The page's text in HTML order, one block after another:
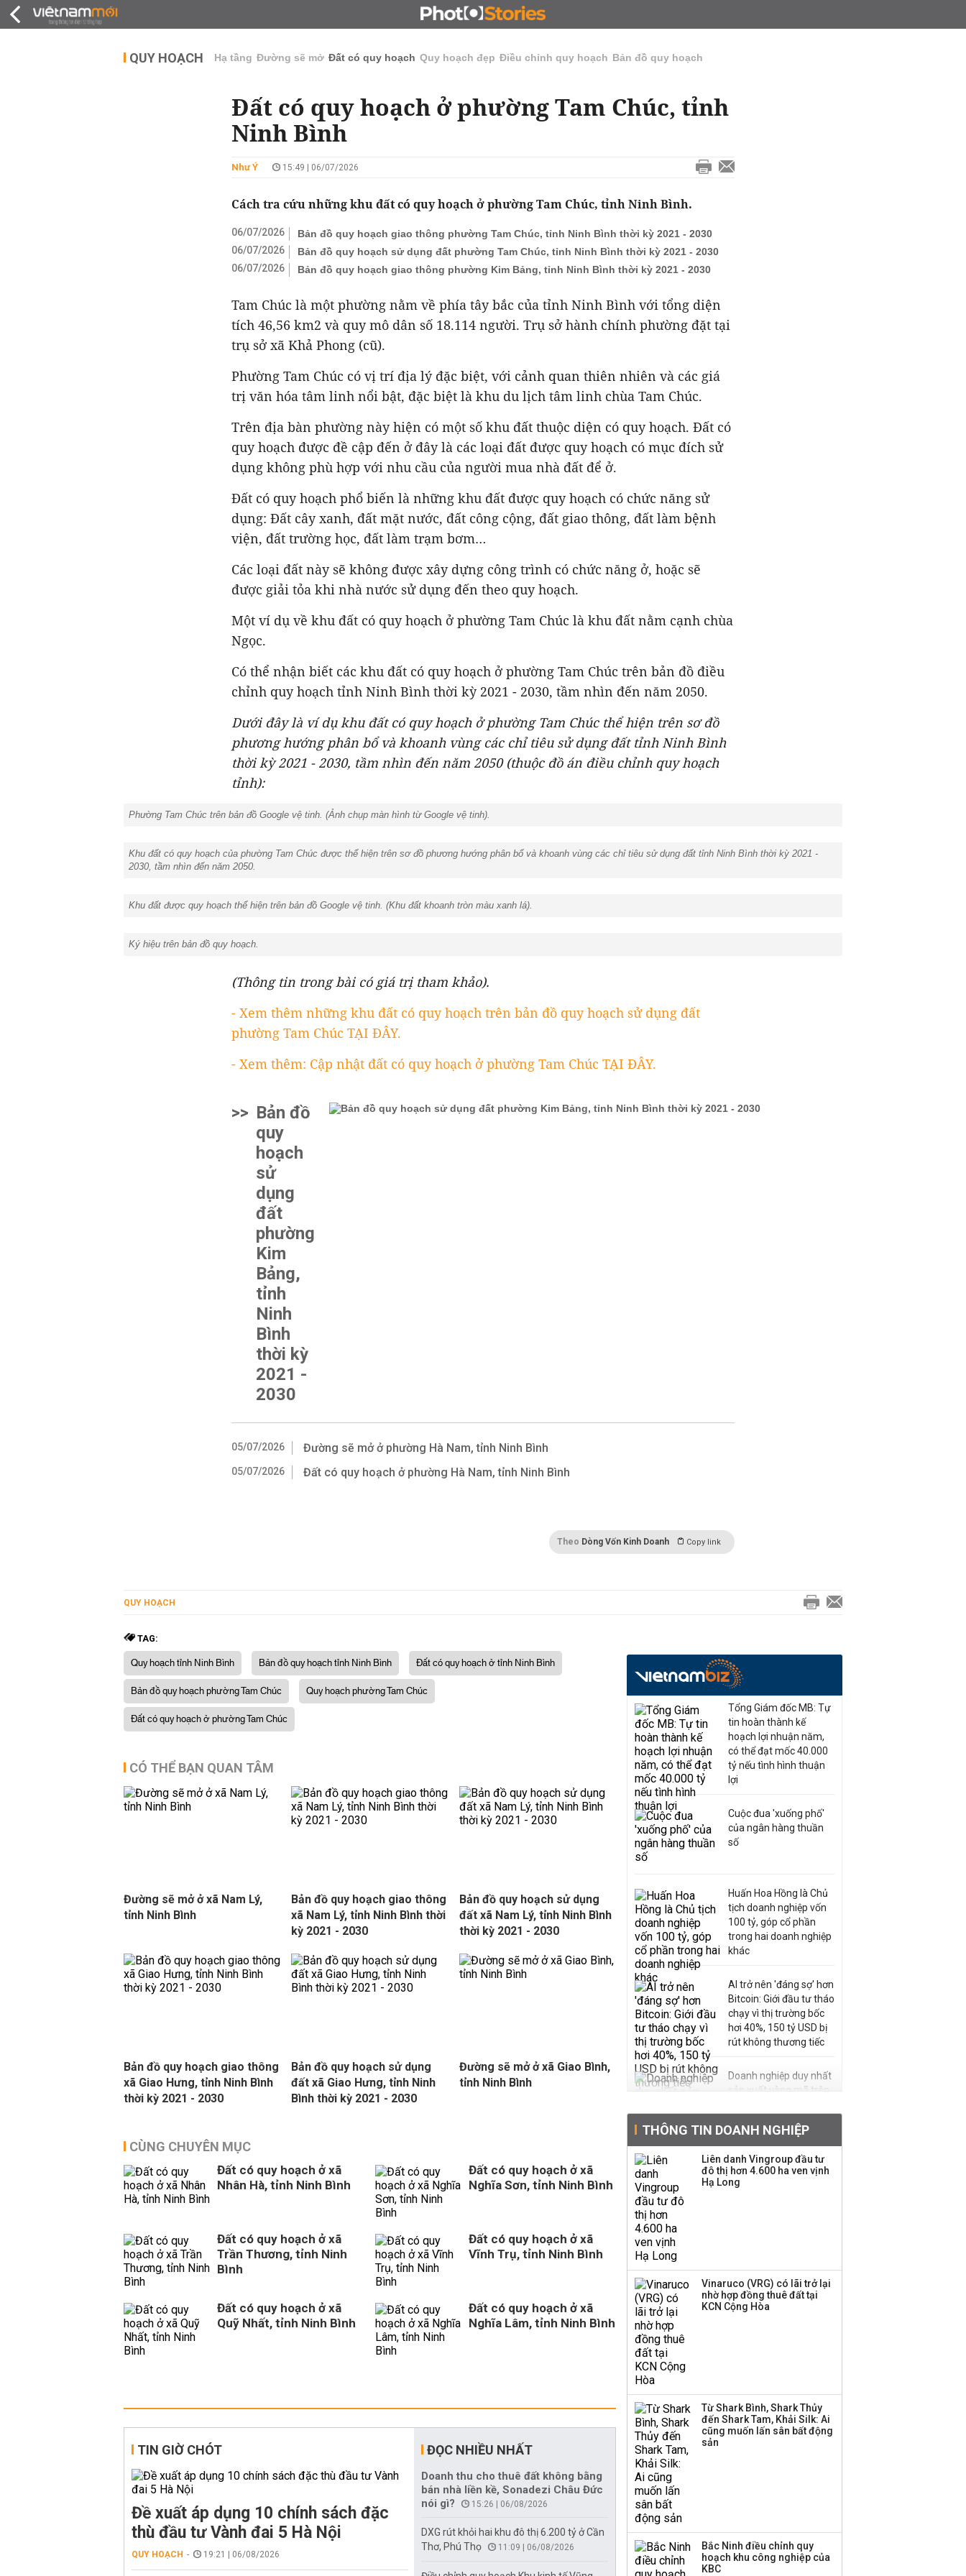
ĐẤU GIÁ - ĐẤU THẦU KINH DOANH
QUY HOẠCH Hạ tầng Đường sẽ mở Đất có quy hoạch Quy hoạch đẹp Điều chỉnh quy hoạch Bản đồ quy hoạch
Đất có quy hoạch ở phường Tam Chúc, tỉnh
Ninh Bình
Như Ý 15:49 | 06/07/2026
Cách tra cứu những khu đất có quy hoạch ở phường Tam Chúc, tỉnh Ninh Bình.
06/07/2026
Bản đồ quy hoạch giao thông phường Tam Chúc, tỉnh Ninh Bình thời kỳ 2021 - 2030
06/07/2026
Bản đồ quy hoạch sử dụng đất phường Tam Chúc, tỉnh Ninh Bình thời kỳ 2021 - 2030
06/07/2026
Bản đồ quy hoạch giao thông phường Kim Bảng, tỉnh Ninh Bình thời kỳ 2021 - 2030
Tam Chúc là một phường nằm về phía tây bắc của tỉnh Ninh Bình với tổng diện
tích 46,56 km2 và quy mô dân số 18.114 người. Trụ sở hành chính phường đặt tại
trụ sở xã Khả Phong (cũ).
Phường Tam Chúc có vị trí địa lý đặc biệt, với cảnh quan thiên nhiên và các giá
trị văn hóa tâm linh nổi bật, đặc biệt là khu du lịch tâm linh chùa Tam Chúc.
Trên địa bàn phường này hiện có một số khu đất thuộc diện có quy hoạch. Đất có
quy hoạch được đề cập đến ở đây là các loại đất được quy hoạch có mục đích sử
dụng không phù hợp với nhu cầu của người mua nhà đất để ở.
Đất có quy hoạch phổ biến là những khu đất được quy hoạch có chức năng sử
dụng: Đất cây xanh, đất mặt nước, đất công cộng, đất giao thông, đất làm bệnh
viện, đất trường học, đất làm trạm bơm…
Các loại đất này sẽ không được xây dựng công trình có chức năng ở, hoặc sẽ
được giải tỏa khi nhà nước sử dụng đến theo quy hoạch.
Một ví dụ về khu đất có quy hoạch ở phường Tam Chúc là khu đất nằm cạnh chùa
Ngọc.
Có thể nhận biết các khu đất có quy hoạch ở phường Tam Chúc trên bản đồ điều
chỉnh quy hoạch tỉnh Ninh Bình thời kỳ 2021 - 2030, tầm nhìn đến năm 2050.
Dưới đây là ví dụ khu đất có quy hoạch ở phường Tam Chúc thể hiện trên sơ đồ
phương hướng phân bổ và khoanh vùng các chỉ tiêu sử dụngđất tỉnh Ninh Bình
thời kỳ 2021 - 2030, tầm nhìn đến năm 2050 (thuộc đồ án điều chỉnh quy hoạch
tỉnh):
Phường Tam Chúc trên bản đồ Google vệ tinh. (Ảnh chụp màn hình từ Google vệ tinh).
Khu đất có quy hoạch của phường Tam Chúc được thể hiện trên sơ đồ phương hướng phân bổ và khoanh vùng các chỉ tiêu sử dụng đất tỉnh Ninh Bình thời kỳ 2021 -
2030, tầm nhìn đến năm 2050.
Khu đất được quy hoạch thể hiện trên bản đồ Google vệ tinh. (Khu đất khoanh tròn màu xanh lá).
Ký hiệu trên bản đồ quy hoạch.
(Thông tin trong bài có giá trị tham khảo).
- Xem thêm những khu đất có quy hoạch trên bản đồ quy hoạch sử dụng đất
phường Tam Chúc TẠI ĐÂY.
- Xem thêm: Cập nhật đất có quy hoạch ở phường Tam Chúc TẠI ĐÂY.
>> Bản đồ
quy
hoạch
sử
dụng
đất
phường
Kim
Bảng,
tỉnh
Ninh
Bình
thời kỳ
2021 -
2030
05/07/2026 Đường sẽ mở ở phường Hà Nam, tỉnh Ninh Bình
05/07/2026 Đất có quy hoạch ở phường Hà Nam, tỉnh Ninh Bình
Theo Dòng Vốn Kinh Doanh Copy link
QUY HOẠCH
TAG:
Quy hoạch tỉnh Ninh Bình Bản đồ quy hoạch tỉnh Ninh Bình
Đất có quy hoạch ở tỉnh Ninh Bình
Bản đồ quy hoạch phường Tam Chúc
Quy hoạch phường Tam Chúc
Đất có quy hoạch ở phường Tam Chúc
CÓ THỂ BẠN QUAN TÂM
Đường sẽ mở ở xã Nam Lý,
tỉnh Ninh Bình
Bản đồ quy hoạch giao thông
xã Nam Lý, tỉnh Ninh Bình thời
kỳ 2021 - 2030
Bản đồ quy hoạch sử dụng
đất xã Nam Lý, tỉnh Ninh Bình
thời kỳ 2021 - 2030
Bản đồ quy hoạch giao thông
xã Giao Hưng, tỉnh Ninh Bình
thời kỳ 2021 - 2030
Bản đồ quy hoạch sử dụng
đất xã Giao Hưng, tỉnh Ninh
Bình thời kỳ 2021 - 2030
Đường sẽ mở ở xã Giao Bình,
tỉnh Ninh Bình
CÙNG CHUYÊN MỤC
Đất có quy hoạch ở xã
Nhân Hà, tỉnh Ninh Bình
Đất có quy hoạch ở xã
Nghĩa Sơn, tỉnh Ninh Bình
Đất có quy hoạch ở xã
Trần Thương, tỉnh Ninh
Bình
Đất có quy hoạch ở xã
Vĩnh Trụ, tỉnh Ninh Bình
Đất có quy hoạch ở xã
Quỹ Nhất, tỉnh Ninh Bình
Đất có quy hoạch ở xã
Nghĩa Lâm, tỉnh Ninh Bình
TIN GIỜ CHÓT
Đề xuất áp dụng 10 chính sách đặc
thù đầu tư Vành đai 5 Hà Nội
QUY HOẠCH 19:21 | 06/08/2026
ĐỌC NHIỀU NHẤT
Doanh thu cho thuê đất không bằng
bán nhà liền kề, Sonadezi Châu Đức
nói gì?
15:26 | 06/08/2026
DXG rút khỏi hai khu đô thị 6.200 tỷ ở Cần
Thơ, Phú Thọ
11:09 | 06/08/2026
Tổng Giám đốc MB: Tự
tin hoàn thành kế
hoạch lợi nhuận năm,
có thể đạt mốc 40.000
tỷ nếu tình hình thuận
lợi
Cuộc đua 'xuống phố'
của ngân hàng thuần
số
Huấn Hoa Hồng là Chủ
tịch doanh nghiệp vốn
100 tỷ, góp cổ phần
trong hai doanh nghiệp
khác
AI trở nên 'đáng sợ' hơn
Bitcoin: Giới đầu tư tháo
chạy vì thị trường bốc
hơi 40%, 150 tỷ USD bị
rút không thương tiếc
Doanh nghiệp duy nhất
sản xuất vàng mã trên
nào từ ngân hàng
Con gái tỷ phú Phạm
Nhật Vượng lần đầu
tháng 7 biến động
Thị trường thường
‘phất lên’ trong tháng 8,
nhóm ngành nào có
THÔNG TIN DOANH NGHIỆP
Liên danh Vingroup đầu tư
đô thị hơn 4.600 ha ven vịnh
Hạ Long
Vinaruco (VRG) có lãi trở lại
nhờ hợp đồng thuê đất tại
KCN Cộng Hòa
Từ Shark Bình, Shark Thủy
đến Shark Tam, Khải Silk: Ai
cũng muốn lấn sân bất động
sản
Bắc Ninh điều chỉnh quy
hoạch khu công nghiệp của
KBC